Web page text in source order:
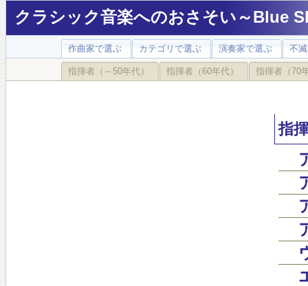
クラシック音楽へのおさそい～Blue
作曲家で選ぶ カテゴリで選ぶ 演奏家で選ぶ 不
指揮者（～50年代） 指揮者（60年代） 指揮者（70
指